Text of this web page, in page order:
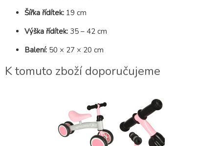
Šířka řídítek: 19 cm
Výška řídítek: 35 – 42 cm
Balení: 50 × 27 × 20 cm
K tomuto zboží doporučujeme